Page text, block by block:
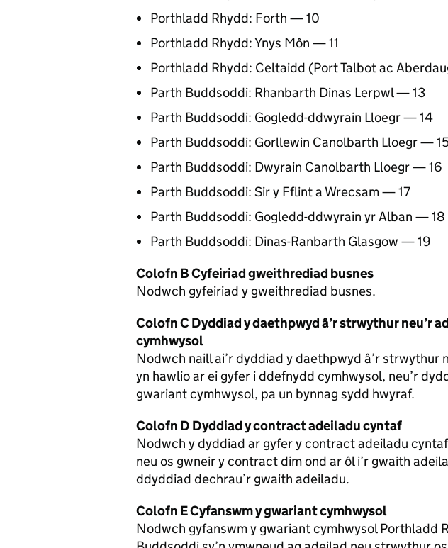
Porthladd Rhydd: Forth — 10
Porthladd Rhydd: Ynys Môn — 11
Porthladd Rhydd: Celtaidd (Port Talbot ac
Parth Buddsoddi: Rhanbarth Dinas Lerpwl — 13
Parth Buddsoddi: Gogledd-ddwyrain Lloegr — 14
Parth Buddsoddi: Gorllewin Canolbarth Lloegr —
Parth Buddsoddi: Dwyrain Canolbarth Lloegr — 16
Parth Buddsoddi: Sir y Fflint a Wrecsam — 17
Parth Buddsoddi: Gogledd-ddwyrain yr Alban — 18
Parth Buddsoddi: Dinas-Ranbarth Glasgow — 19
Colofn B Cyfeiriad gweithrediad busnes
Nodwch gyfeiriad y gweithrediad busnes.
Colofn C Dyddiad y daethpwyd â’r strwythur neu’r
cymhwysol
Nodwch naill ai’r dyddiad y daethpwyd â’r strwythur
yn hawlio ar ei gyfer i ddefnydd cymhwysol, neu’r
gwariant cymhwysol, pa un bynnag sydd hwyraf.
Colofn D Dyddiad y contract adeiladu cyntaf
Nodwch y dyddiad ar gyfer y contract adeiladu
neu os gwneir y contract dim ond ar ôl i’r gwaith
ddyddiad dechrau’r gwaith adeiladu.
Colofn E Cyfanswm y gwariant cymhwysol
Nodwch gyfanswm y gwariant cymhwysol Porthladd